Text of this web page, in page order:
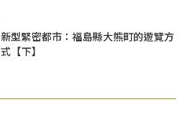
新型緊密都市：福島縣大熊町的遊覽方
式【下】